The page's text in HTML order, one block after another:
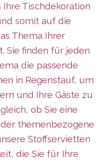
Tischdekoration
somit auf die
Thema Ihrer
Sie finden für jeden
die passende
in Regenstauf, um
und Ihre Gäste zu
ob Sie eine
themenbezogene
Stoffservietten
die Sie für Ihre